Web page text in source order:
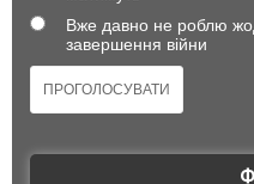
Вже давно не роблю
завершення війни